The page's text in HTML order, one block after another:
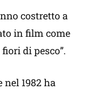
costretto a
in film come
di pesco”.
nel 1982 ha